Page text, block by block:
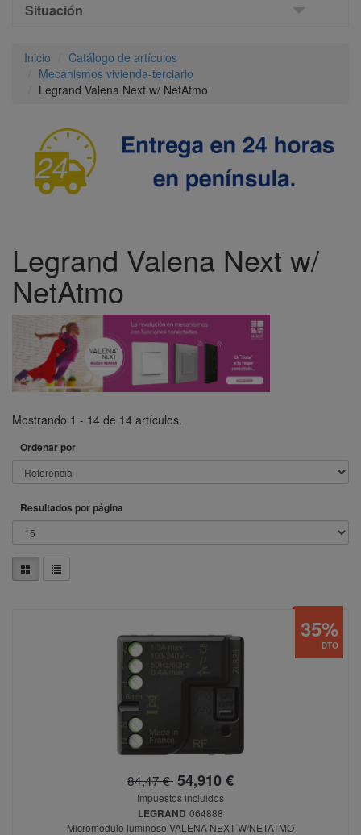
Situación
Inicio
Catálogo de artículos
Mecanismos vivienda-terciario
Legrand Valena Next w/ NetAtmo
Legrand Valena Next w/
NetAtmo
Mostrando 1 - 14 de 14 artículos.
Ordenar por
Resultados por página
84,47 € 54,910 €
Impuestos incluidos
LEGRAND 064888
Micromódulo luminoso VALENA NEXT W/NETATMO
DTO
35%